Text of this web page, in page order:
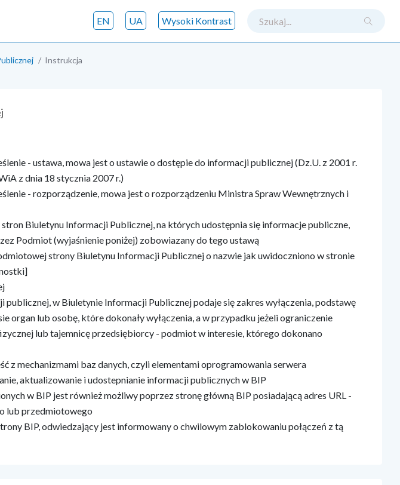
Wysoki Kontrast
UA
EN
Instrukcja
- ustawa, mowa jest o ustawie o dostępie do informacji publicznej (Dz.U. z 2001 r.
z dnia 18 stycznia 2007 r.)
- rozporządzenie, mowa jest o rozporządzeniu Ministra Spraw Wewnętrznych i
Biuletynu Informacji Publicznej, na których udostępnia się informacje publiczne,
Podmiot (wyjaśnienie poniżej) zobowiazany do tego ustawą
strony Biuletynu Informacji Publicznej o nazwie jak uwidoczniono w stronie
w Biuletynie Informacji Publicznej podaje się zakres wyłączenia, podstawę
organ lub osobę, które dokonały wyłączenia, a w przypadku jeżeli ograniczenie
lub tajemnicę przedsiębiorcy - podmiot w interesie, którego dokonano
z mechanizmami baz danych, czyli elementami oprogramowania serwera
aktualizowanie i udostepnianie informacji publicznych w BIP
w BIP jest również możliwy poprzez stronę główną BIP posiadającą adres URL -
lub przedmiotowego
BIP, odwiedzający jest informowany o chwilowym zablokowaniu połączeń z tą